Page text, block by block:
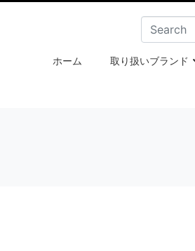
ホーム 取り扱いブランド